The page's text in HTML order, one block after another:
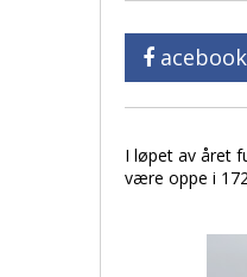
acebook
I løpet av året
være oppe i